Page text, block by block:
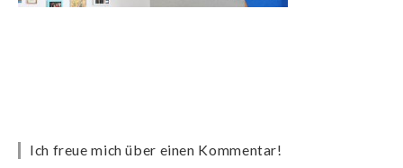
Ich freue mich über einen Kommentar!